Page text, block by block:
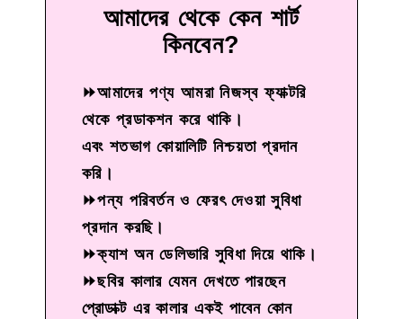
আমাদের থেকে কেন শার্ট
কিনবেন?
⏩আমাদের পণ্য আমরা নিজস্ব ফ্যাক্টরি
থেকে প্রডাকশন করে থাকি।
এবং শতভাগ কোয়ালিটি নিশ্চয়তা প্রদান
করি।
⏩পন্য পরিবর্তন ও ফেরৎ দেওয়া সুবিধা
প্রদান করছি।
⏩ক্যাশ অন ডেলিভারি সুবিধা দিয়ে থাকি।
⏩ছবির কালার যেমন দেখতে পারছেন
প্রোডাক্ট এর কালার একই পাবেন কোন